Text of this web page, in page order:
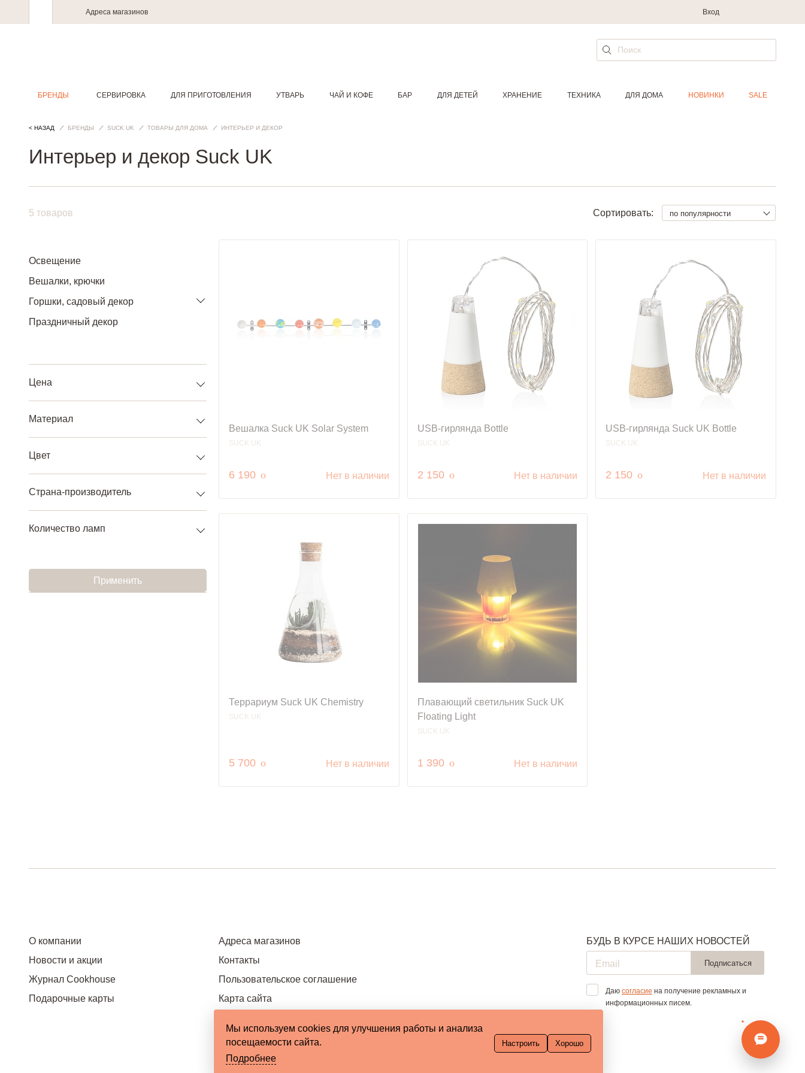
Адреса магазинов Вход
БРЕНДЫ СЕРВИРОВКА ДЛЯ ПРИГОТОВЛЕНИЯ УТВАРЬ ЧАЙ И КОФЕ БАР ДЛЯ ДЕТЕЙ ХРАНЕНИЕ ТЕХНИКА ДЛЯ ДОМА НОВИНКИ SALE
< НАЗАД БРЕНДЫ SUCK UK ТОВАРЫ ДЛЯ ДОМА ИНТЕРЬЕР И ДЕКОР
Интерьер и декор Suck UK
5 товаров Сортировать: по популярности
Освещение
Вешалки, крючки
Горшки, садовый декор
Праздничный декор
Цена
Материал
Цвет
Страна-производитель
Количество ламп
Применить
Вешалка Suck UK Solar System
SUCK UK
6 190 руб.
o Нет в наличии
USB-гирлянда Bottle
SUCK UK
2 150 руб.
o Нет в наличии
USB-гирлянда Suck UK Bottle
SUCK UK
2 150 руб.
o Нет в наличии
Террариум Suck UK Chemistry
SUCK UK
5 700 руб.
o Нет в наличии
Плавающий светильник Suck UK
Floating Light
SUCK UK
1 390 руб.
o Нет в наличии
О компании
Новости и акции
Журнал Cookhouse
Подарочные карты
Адреса магазинов
Контакты
Пользовательское соглашение
Карта сайта
БУДЬ В КУРСЕ НАШИХ НОВОСТЕЙ
Подписаться
Даюсогласие на получение рекламных и
информационных писем.
Мы используем cookies для улучшения работы и анализа
посещаемости сайта.
Подробнее
Настроить Хорошо